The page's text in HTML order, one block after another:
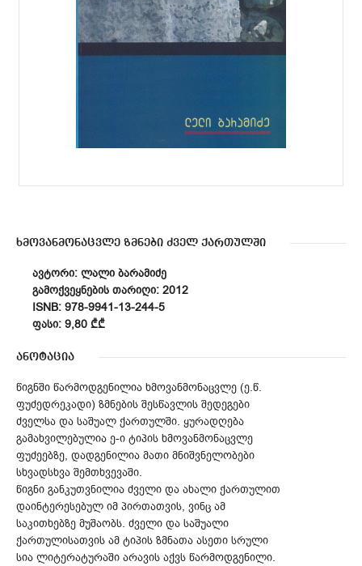
ხმოვანმონაცვლე ზმნები ძველ ქართულში
ᲐᲕᲢᲝᲠᲘ: ᲚᲐᲚᲘ ᲑᲐᲠᲐᲛᲘᲫᲔ
ᲒᲐᲛᲝᲥᲕᲔᲧᲜᲔᲑᲘᲡ ᲗᲐᲠᲘᲦᲘ: 2012
ISNB: 978-9941-13-244-5
ᲤᲐᲡᲘ: 9,80 ₾₾
ანოტაცია
წიგნში წარმოდგენილია ხმოვანმონაცვლე (ე.წ.
ფუძედრეკადი) ზმნების შესწავლის შედეგები
ძველსა და საშუალ ქართულში. ყურადღება
გამახვილებულია ე-ი ტიპის ხმოვანმონაცვლე
ფუძეებზე, დადგენილია მათი მნიშვნელობები
სხვადსხვა შემთხვევაში.
წიგნი განკუთვნილია ძველი და ახალი ქართულით
დაინტერესებულ იმ პირთათვის, ვინც ამ
საკითხებზე მუშაობს. ძველი და საშუალი
ქართულისათვის ამ ტიპის ზმნათა ასეთი სრული
სია ლიტერატურაში არავის აქვს წარმოდგენილი.